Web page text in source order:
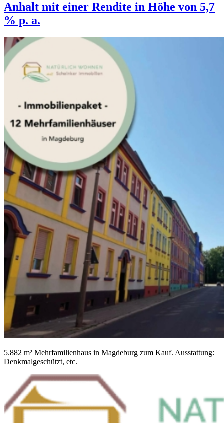
Anhalt mit einer Rendite in Höhe von 5,7
% p. a.
5.882 m² Mehrfamilienhaus in Magdeburg zum Kauf. Ausstattung:
Denkmalgeschützt, etc.